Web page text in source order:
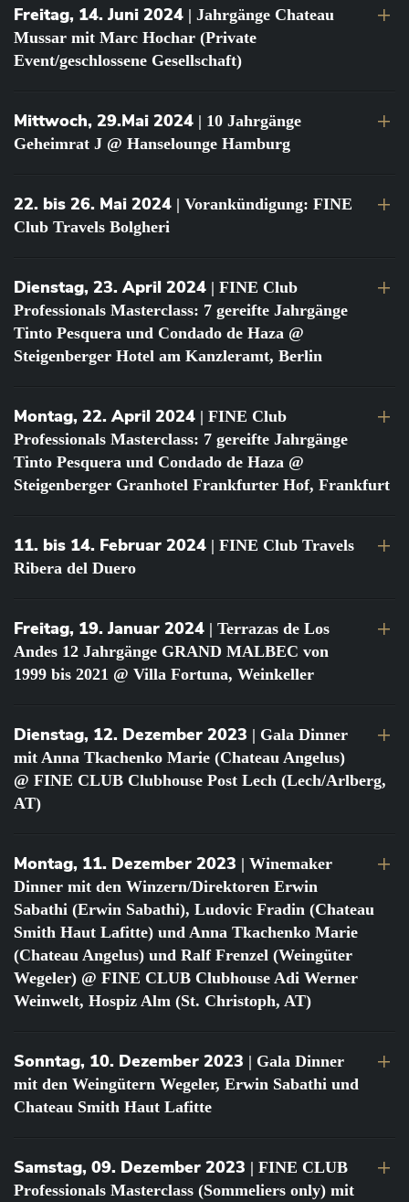
Freitag, 14. Juni 2024 | Jahrgänge Chateau
Mussar mit Marc Hochar (Private
Event/geschlossene Gesellschaft)
Mittwoch, 29.Mai 2024 | 10 Jahrgänge
Geheimrat J @ Hanselounge Hamburg
22. bis 26. Mai 2024 | Vorankündigung: FINE
Club Travels Bolgheri
Dienstag, 23. April 2024 | FINE Club
Professionals Masterclass: 7 gereifte Jahrgänge
Tinto Pesquera und Condado de Haza @
Steigenberger Hotel am Kanzleramt, Berlin
Montag, 22. April 2024 | FINE Club
Professionals Masterclass: 7 gereifte Jahrgänge
Tinto Pesquera und Condado de Haza @
Steigenberger Granhotel Frankfurter Hof, Frankfurt
11. bis 14. Februar 2024 | FINE Club Travels
Ribera del Duero
Freitag, 19. Januar 2024 | Terrazas de Los
Andes 12 Jahrgänge GRAND MALBEC von
1999 bis 2021 @ Villa Fortuna, Weinkeller
Dienstag, 12. Dezember 2023 | Gala Dinner
mit Anna Tkachenko Marie (Chateau Angelus)
@ FINE CLUB Clubhouse Post Lech (Lech/Arlberg,
AT)
Montag, 11. Dezember 2023 | Winemaker
Dinner mit den Winzern/Direktoren Erwin
Sabathi (Erwin Sabathi), Ludovic Fradin (Chateau
Smith Haut Lafitte) und Anna Tkachenko Marie
(Chateau Angelus) und Ralf Frenzel (Weingüter
Wegeler) @ FINE CLUB Clubhouse Adi Werner
Weinwelt, Hospiz Alm (St. Christoph, AT)
Sonntag, 10. Dezember 2023 | Gala Dinner
mit den Weingütern Wegeler, Erwin Sabathi und
Chateau Smith Haut Lafitte
Samstag, 09. Dezember 2023 | FINE CLUB
Professionals Masterclass (Sommeliers only) mit